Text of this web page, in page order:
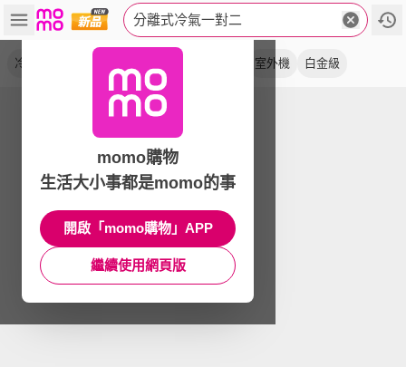
分離式冷氣一對二
冷暖 室外機 白金級
momo購物
生活大小事都是momo的事
開啟「momo購物」APP
繼續使用網頁版